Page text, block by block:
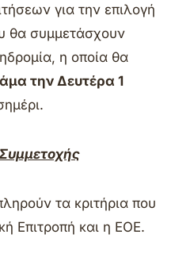
για την επιλογή
θα συμμετάσχουν
η οποία θα
την Δευτέρα 1
τα κριτήρια που
Επιτροπή και η ΕΟΕ.